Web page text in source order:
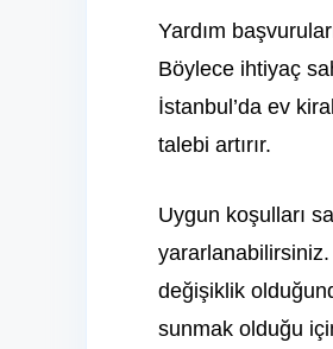
Yardım
Böylece ihtiyaç
İstanbul’da ev
talebi artırır.
Uygun koşulları
değişiklik
sunmak olduğu